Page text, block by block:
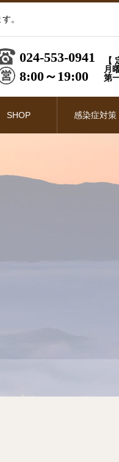
。
024-553-0941
【
月
第
8:00～19:00
SHOP 感染症対策